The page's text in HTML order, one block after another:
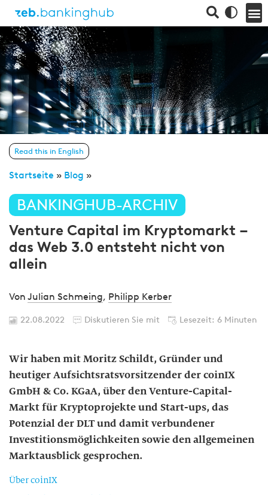
Read this in English
Startseite » Blog »
BANKINGHUB-ARCHIV
Venture Capital im Kryptomarkt –
das Web 3.0 entsteht nicht von
allein
Von Julian Schmeing, Philipp Kerber
22.08.2022 Diskutieren Sie mit Lesezeit: 6 Minuten
Wir haben mit Moritz Schildt, Gründer und
heutiger Aufsichtsratsvorsitzender der coinIX
GmbH & Co. KGaA, über den Venture-Capital-
Markt für Kryptoprojekte und Start-ups, das
Potenzial der DLT und damit verbundener
Investitionsmöglichkeiten sowie den allgemeinen
Marktausblick gesprochen.
Über coinIX